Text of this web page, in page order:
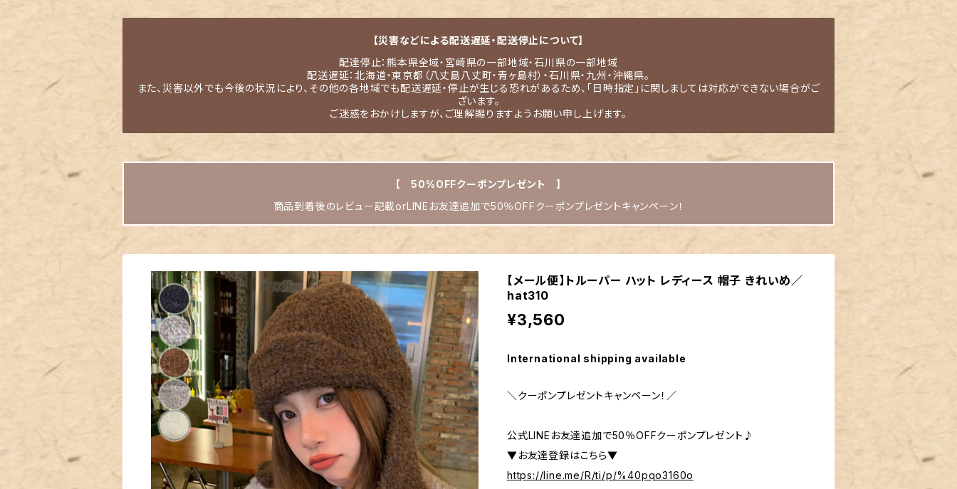
【災害などによる配送遅延・配送停止について】
配達停止：熊本県全域・宮崎県の一部地域・石川県の一部地域
配送遅延：北海道・東京都（八丈島八丈町・青ヶ島村）・石川県・九州・沖縄県。
また、災害以外でも今後の状況により、その他の各地域でも配送遅延・停止が生じる恐れがあるため、「日時指定」に関しましては対応ができない場合がご
ざいます。
ご迷惑をおかけしますが、ご理解賜りますようお願い申し上げます。
【 50%OFFクーポンプレゼント 】
商品到着後のレビュー記載orLINEお友達追加で50％OFFクーポンプレゼントキャンペーン！
【メール便】トルーパー ハット レディース 帽子 きれいめ／
hat310
¥3,560
International shipping available
＼クーポンプレゼントキャンペーン！／
公式LINEお友達追加で50％OFFクーポンプレゼント♪
▼お友達登録はこちら▼
https://line.me/R/ti/p/%40pqo3160o